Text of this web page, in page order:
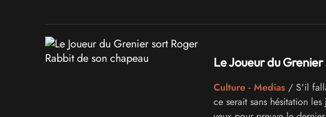
Le Joueur du
Culture - Medias/ S'il
ce serait sans hésitation